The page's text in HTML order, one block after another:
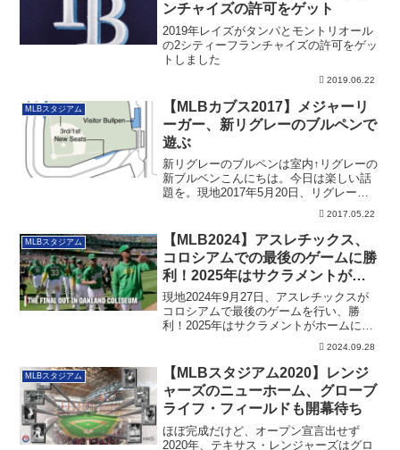
ンチャイズの許可をゲット
2019年レイズがタンパとモントリオール
の2シティーフランチャイズの許可をゲッ
トしました
2019.06.22
MLBスタジアム
【MLBカブス2017】メジャーリ
ーガー、新リグレーのブルペンで
遊ぶ
新リグレーのブルペンは室内↑リグレーの
新ブルベンこんにちは。今日は楽しい話
題を。現地2017年5月20日、リグレーで
2017.05.22
MLBスタジアム
【MLB2024】アスレチックス、
コロシアムでの最後のゲームに勝
利！2025年はサクラメントがホ
ーム
現地2024年9月27日、アスレチックスが
コロシアムで最後のゲームを行い、勝
利！2025年はサクラメントがホームにな
2024.09.28
MLBスタジアム
【MLBスタジアム2020】レンジ
ャーズのニューホーム、グローブ
ライフ・フィールドも開幕待ち
ほぼ完成だけど、オープン宣言出せず
2020年、テキサス・レンジャーズはグロ